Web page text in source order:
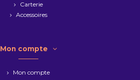
Carterie
Accessoires
Mon compte
Mon compte